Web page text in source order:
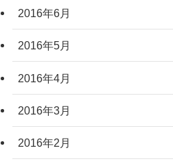
2016年6月
2016年5月
2016年4月
2016年3月
2016年2月